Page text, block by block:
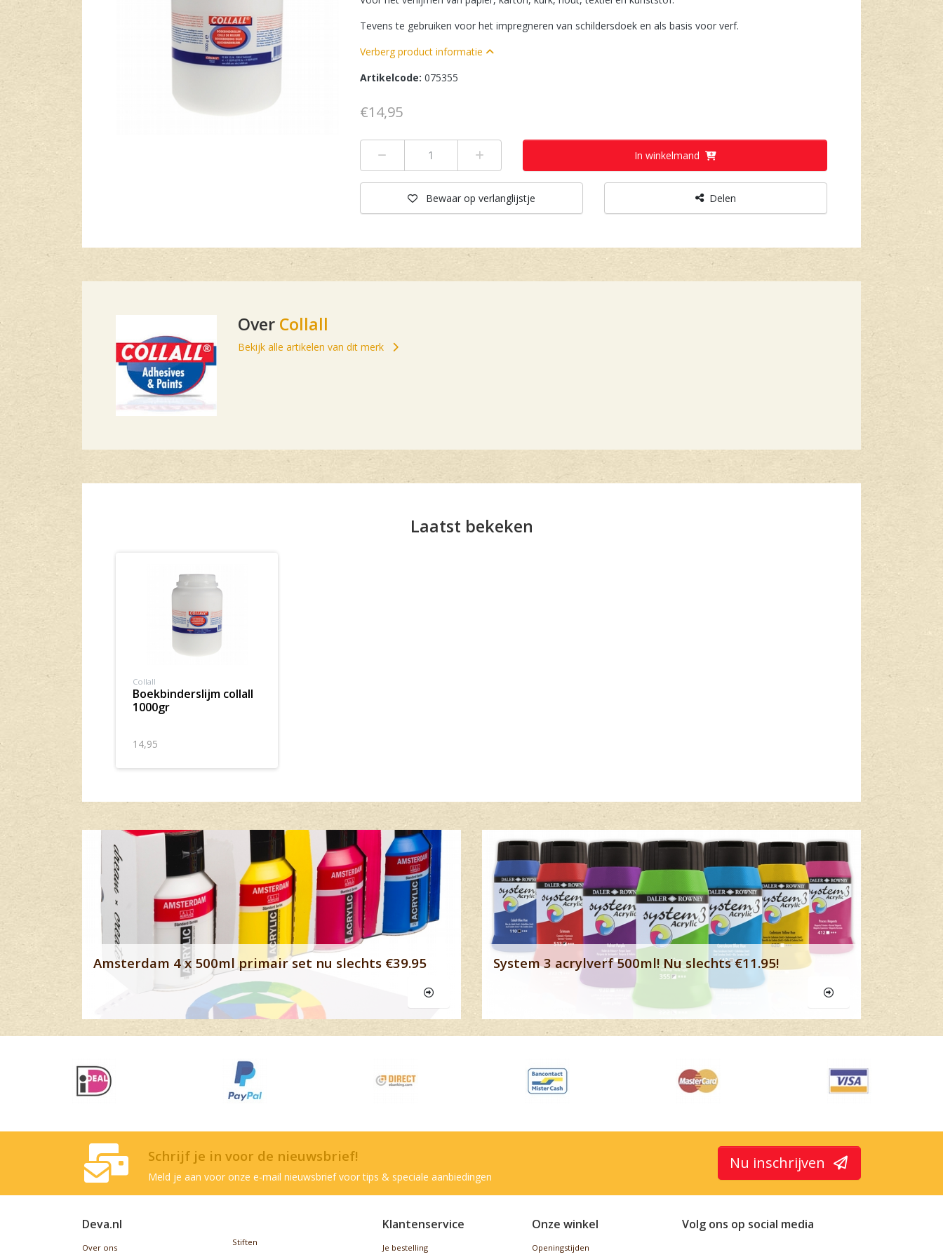
Tevens te gebruiken voor het impregneren van schildersdoek en als basis voor verf.
Verberg product informatie
Artikelcode: 075355
€14,95
In winkelmand
Bewaar op verlanglijstje Delen
Over Collall
Bekijk alle artikelen van dit merk
Laatst bekeken
Collall
boekbinderslijm collall
1000gr
14,95
Banner row 2
Amsterdam 4 x 500ml primair set nu slechts €39.95 System 3 acrylverf 500ml! Nu slechts €11.95!
Schrijf je in voor de nieuwsbrief!
Meld je aan voor onze e-mail nieuwsbrief voor tips & speciale aanbiedingen
Nu inschrijven
Deva.nl
Over ons
Stiften
Klantenservice
Je bestelling
Onze winkel
Openingstijden
Volg ons op social media